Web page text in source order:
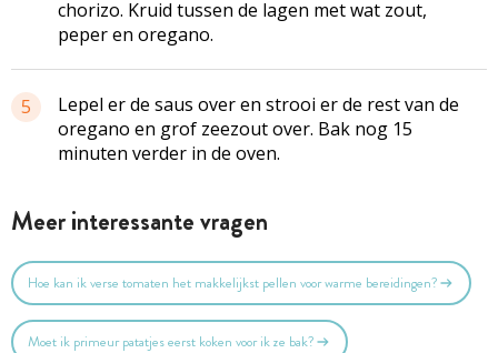
chorizo. Kruid tussen de lagen met wat zout,
peper en oregano.
5
Lepel er de saus over en strooi er de rest van de
oregano en grof zeezout over. Bak nog 15
minuten verder in de oven.
Meer interessante vragen
Hoe kan ik verse tomaten het makkelijkst pellen voor warme bereidingen?
Moet ik primeur patatjes eerst koken voor ik ze bak?